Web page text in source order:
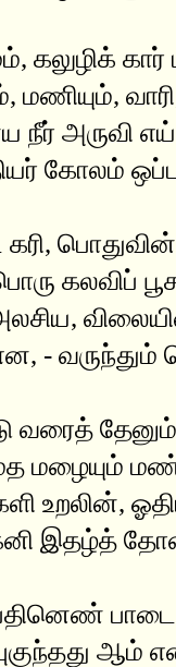
கலுழிக்
மணியும்,
அருவி
கோலம்
கலவிப்
- வருந்தும்
வரைத்
மழையும்
உறலின்,
இதழ்த்
புகுந்தது ஆம்